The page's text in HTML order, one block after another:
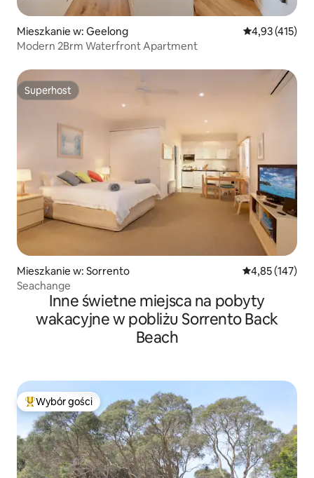
Mieszkanie w: Geelong Średnia
4,93 (415)
Modern 2Brm Waterfront Apartment
Superhost
Superhost
Mieszkanie w: Sorrento Średnia
4,85 (147)
Seachange
Inne świetne miejsca na pobyty
wakacyjne w pobliżu Sorrento Back
Beach
Najpopularniejsze z kategorii Wybór gości
Wybór gości